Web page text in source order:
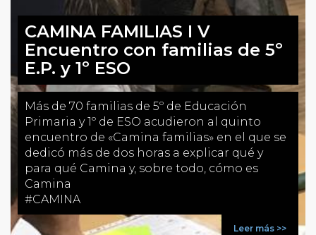
CAMINA FAMILIAS I V
Encuentro con familias de 5º
E.P. y 1º ESO
Más de 70 familias de 5º de Educación
Primaria y 1º de ESO acudieron al quinto
encuentro de «Camina familias» en el que se
dedicó más de dos horas a explicar qué y
para qué Camina y, sobre todo, cómo es
Camina
#CAMINA
Leer más >>